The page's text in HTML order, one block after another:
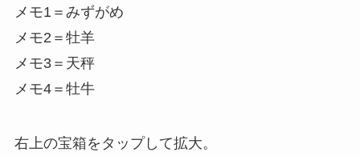
メモ1＝みずがめ
メモ2＝牡羊
メモ3＝天秤
メモ4＝牡牛
右上の宝箱をタップして拡大。